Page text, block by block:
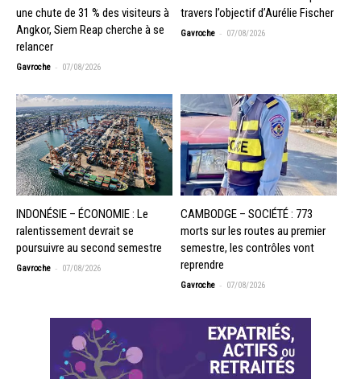
une chute de 31 % des visiteurs à
Angkor, Siem Reap cherche à se
relancer
Gavroche - 07/08/2026
travers l’objectif d’Aurélie Fischer
Gavroche - 07/08/2026
INDONÉSIE – ÉCONOMIE : Le
ralentissement devrait se
poursuivre au second semestre
Gavroche - 07/08/2026
CAMBODGE – SOCIÉTÉ : 773
morts sur les routes au premier
semestre, les contrôles vont
reprendre
Gavroche - 07/08/2026